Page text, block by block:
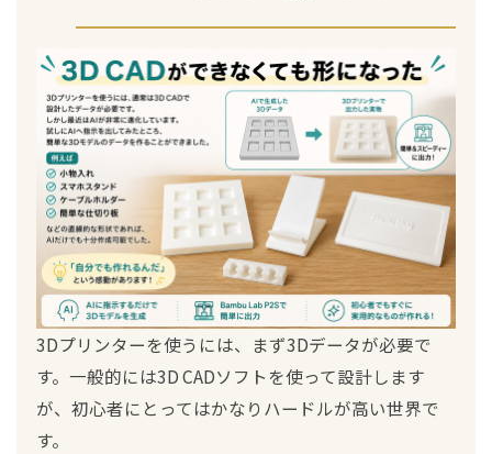
3Dプリンターを使うには、まず3Dデータが必要で
す。一般的には3D CADソフトを使って設計します
が、初心者にとってはかなりハードルが高い世界で
す。